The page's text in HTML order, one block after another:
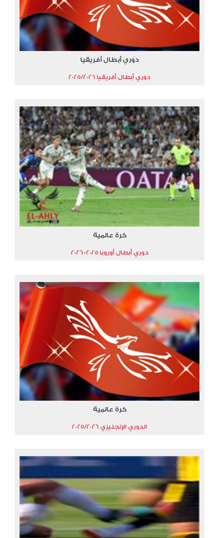
دوري أبطال أفريقيا
دوري أبطال أفريقيا 2025/2026
كرة عالمية
دوري أبطال أوروبا 2025-2026
كرة عالمية
الدوري الإنجليزي 2025/2026